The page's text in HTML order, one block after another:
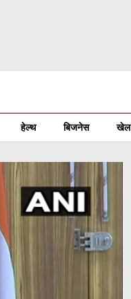
हेल्थ बिजनेस खेल